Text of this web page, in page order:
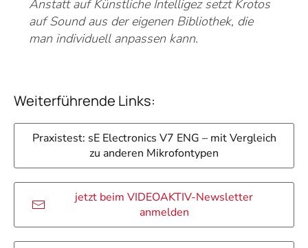
Anstatt auf Künstliche Intelligez setzt Krotos
auf Sound aus der eigenen Bibliothek, die
man individuell anpassen kann.
Weiterführende Links:
Praxistest: sE Electronics V7 ENG – mit Vergleich
zu anderen Mikrofontypen
jetzt beim VIDEOAKTIV-Newsletter
anmelden